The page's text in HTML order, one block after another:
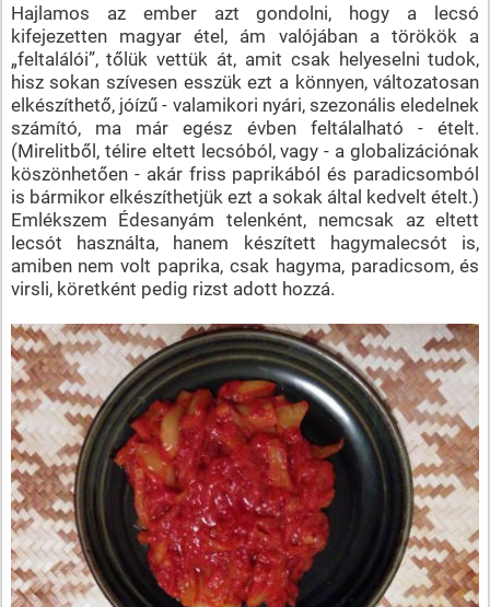
Hajlamos az ember azt gondolni, hogy a lecsó
kifejezetten magyar étel, ám valójában a törökök a
„feltalálói”, tőlük vettük át, amit csak helyeselni tudok,
hisz sokan szívesen esszük ezt a könnyen, változatosan
elkészíthető, jóízű - valamikori nyári, szezonális eledelnek
számító, ma már egész évben feltálalható - ételt.
(Mirelitből, télire eltett lecsóból, vagy - a globalizációnak
köszönhetően - akár friss paprikából és paradicsomból
is bármikor elkészíthetjük ezt a sokak által kedvelt ételt.)
Emlékszem Édesanyám telenként, nemcsak az eltett
lecsót használta, hanem készített hagymalecsót is,
amiben nem volt paprika, csak hagyma, paradicsom, és
virsli, köretként pedig rizst adott hozzá.